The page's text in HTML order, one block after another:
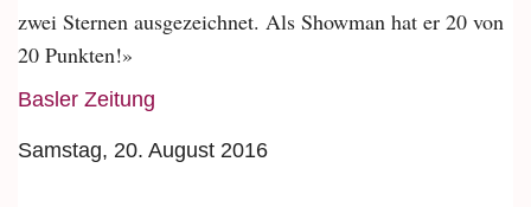
zwei Sternen ausgezeichnet. Als Showman hat er 20 von
­20 Punkten!»
Basler Zeitung
Samstag, 20. August 2016